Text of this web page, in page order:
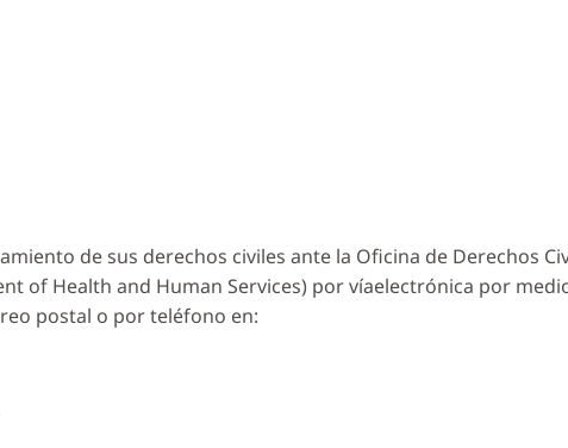
de sus derechos civiles ante la Oficina de Derechos
of Health and Human Services) por víaelectrónica por
postal o por teléfono en: